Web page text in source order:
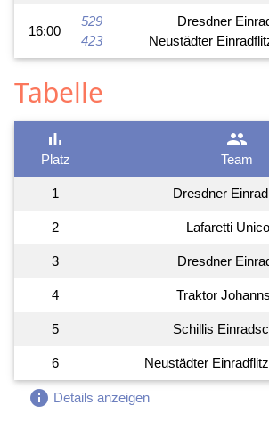
16:00
529
423
Dresdner
Neustädter
Tabelle
bar_chart
Platz
group
Team
1 Dresdner
2 Lafaretti
3 Dresdner
4 Traktor
5 Schillis
6 Neustädter
info Details anzeigen